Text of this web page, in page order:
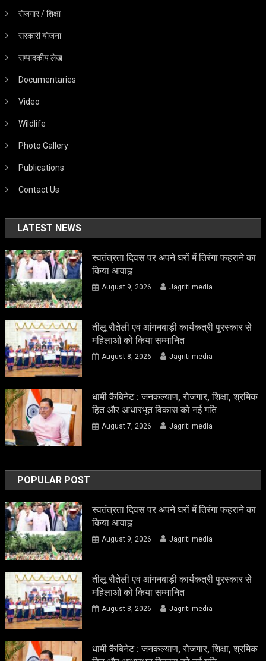
रोजगार / शिक्षा
सरकारी योजना
सम्पादकीय लेख
Documentaries
Video
Wildlife
Photo Gallery
Publications
Contact Us
LATEST NEWS
स्वतंत्रता दिवस पर अपने घरों में तिरंगा फहराने का
किया आवाह्न
August 9, 2026 Jagriti media
तीलू रौतेली एवं आंगनबाड़ी कार्यकत्री पुरस्कार से
महिलाओं को किया सम्मानित
August 8, 2026 Jagriti media
धामी कैबिनेट : जनकल्याण, रोजगार, शिक्षा, श्रमिक
हित और आधारभूत विकास को नई गति
August 7, 2026 Jagriti media
POPULAR POST
स्वतंत्रता दिवस पर अपने घरों में तिरंगा फहराने का
किया आवाह्न
August 9, 2026 Jagriti media
तीलू रौतेली एवं आंगनबाड़ी कार्यकत्री पुरस्कार से
महिलाओं को किया सम्मानित
August 8, 2026 Jagriti media
धामी कैबिनेट : जनकल्याण, रोजगार, शिक्षा, श्रमिक